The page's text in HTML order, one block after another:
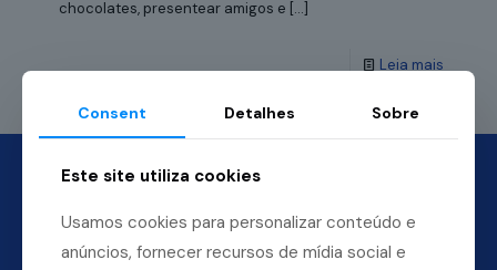
chocolates, presentear amigos e […]
Leia mais
Consent Detalhes Sobre
Este site utiliza cookies
Usamos cookies para personalizar conteúdo e
anúncios, fornecer recursos de mídia social e